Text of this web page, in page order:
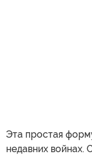
Эта простая
недавних войнах.